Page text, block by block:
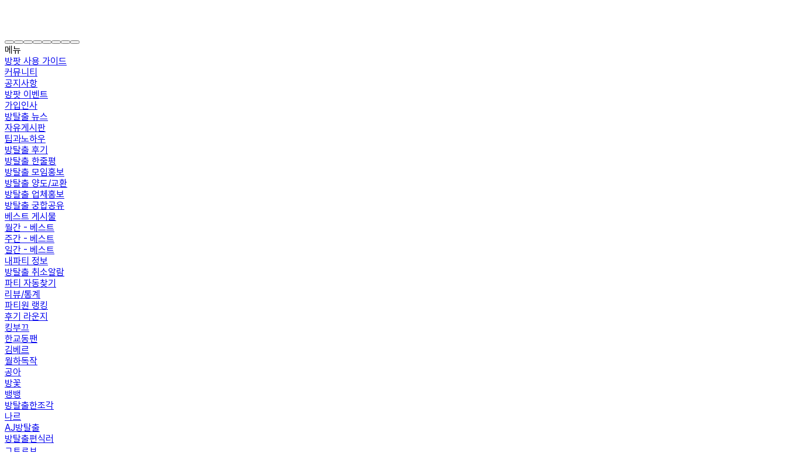
메뉴
방팟 사용 가이드
커뮤니티
공지사항
방팟 이벤트
가입인사
방탈출 뉴스
자유게시판
팁과노하우
방탈출 후기
방탈출 한줄평
방탈출 모임홍보
방탈출 양도/교환
방탈출 업체홍보
방탈출 궁합공유
베스트 게시물
월간 - 베스트
주간 - 베스트
일간 - 베스트
내파티 정보
방탈출 취소알람
파티 자동찾기
리뷰/통계
파티원 랭킹
후기 라운지
킹부끄
한교동팬
김베르
월하독작
공아
방꽃
뱅뱅
방탈출한조각
나르
AJ방탈출
방탈출편식러
ㄱㅌㄹㅂ